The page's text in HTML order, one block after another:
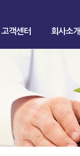
고객센터 회사소개